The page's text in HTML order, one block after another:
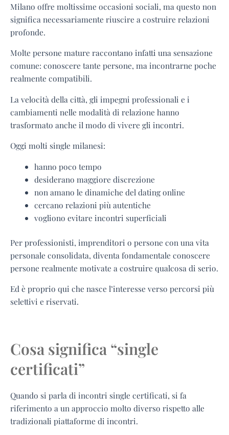
Milano offre moltissime occasioni sociali, ma questo non
significa necessariamente riuscire a costruire relazioni
profonde.
Molte persone mature raccontano infatti una sensazione
comune: conoscere tante persone, ma incontrarne poche
realmente compatibili.
La velocità della città, gli impegni professionali e i
cambiamenti nelle modalità di relazione hanno
trasformato anche il modo di vivere gli incontri.
Oggi molti single milanesi:
hanno poco tempo
desiderano maggiore discrezione
non amano le dinamiche del dating online
cercano relazioni più autentiche
vogliono evitare incontri superficiali
Per professionisti, imprenditori o persone con una vita
personale consolidata, diventa fondamentale conoscere
persone realmente motivate a costruire qualcosa di serio.
Ed è proprio qui che nasce l’interesse verso percorsi più
selettivi e riservati.
Cosa significa “single
certificati”
Quando si parla di incontri single certificati, si fa
riferimento a un approccio molto diverso rispetto alle
tradizionali piattaforme di incontri.